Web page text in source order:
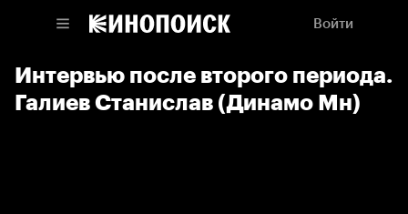
Войти
Интервью после второго периода.
Галиев Станислав (Динамо Мн)